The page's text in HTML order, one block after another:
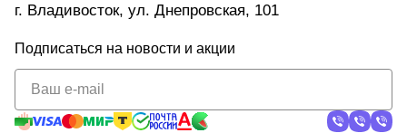
г. Владивосток, ул. Днепровская, 101
Подписаться на новости и акции